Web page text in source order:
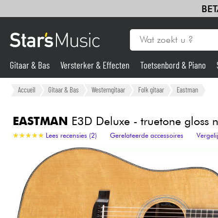
Gitaar & Bas
Synths & samplers
Licht
Viool & Quatuor
Gitaar & Bas Versterker & Effecten Toetsenbord & Piano
Accueil Gitaar & Bas Westerngitaar Folk gitaar Eastman
EASTMAN E3D Deluxe - truetone gloss
★★★★★
★★★★★ Lees recensies (2) Gerelateerde accessoires